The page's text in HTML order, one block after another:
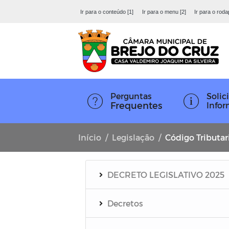
Ir para o conteúdo [1] Ir para o menu [2] Ir para o
Perguntas
Frequentes
Início Legislação Código
DECRETO LEGISLATIVO 2025
Decretos